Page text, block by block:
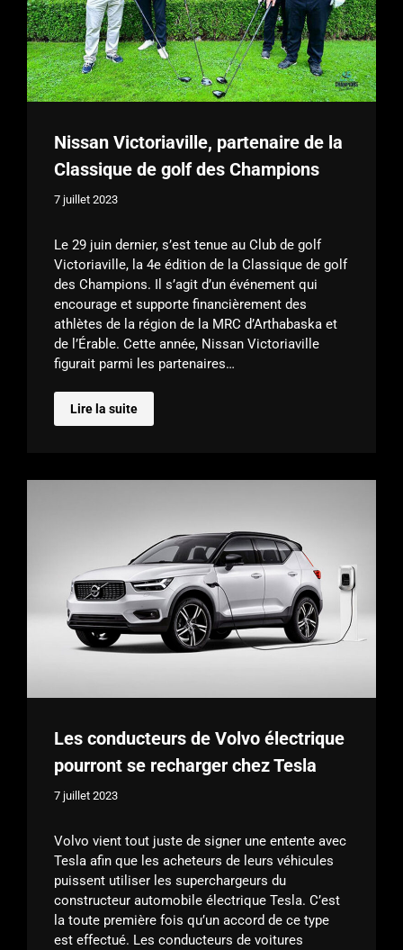
Nissan Victoriaville, partenaire de la
Classique de golf des Champions
7 juillet 2023
Le 29 juin dernier, s’est tenue au Club de golf
Victoriaville, la 4e édition de la Classique de golf
des Champions. Il s’agit d’un événement qui
encourage et supporte financièrement des
athlètes de la région de la MRC d’Arthabaska et
de l’Érable. Cette année, Nissan Victoriaville
figurait parmi les partenaires…
Lire la suite
Les conducteurs de Volvo électrique
pourront se recharger chez Tesla
7 juillet 2023
Volvo vient tout juste de signer une entente avec
Tesla afin que les acheteurs de leurs véhicules
puissent utiliser les superchargeurs du
constructeur automobile électrique Tesla. C’est
la toute première fois qu’un accord de ce type
est effectué. Les conducteurs de voitures